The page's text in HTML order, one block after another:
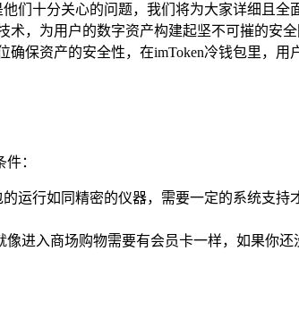
们十分关心的问题，我们将为大家详细且
，为用户的数字资产构建起坚不可摧的安
保资产的安全性，在imToken冷钱包里，
：
运行如同精密的仪器，需要一定的系统支
进入商场购物需要有会员卡一样，如果你